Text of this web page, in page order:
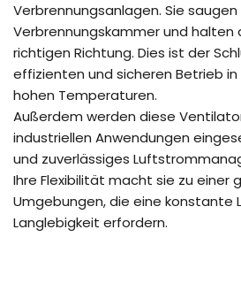
Verbrennungsanlagen. Sie
Verbrennungskammer und halten
richtigen Richtung. Dies ist der
effizienten und sicheren Betrieb
hohen Temperaturen.
Außerdem werden diese
industriellen Anwendungen
und zuverlässiges
Ihre Flexibilität macht sie zu einer
Umgebungen, die eine konstante
Langlebigkeit erfordern.